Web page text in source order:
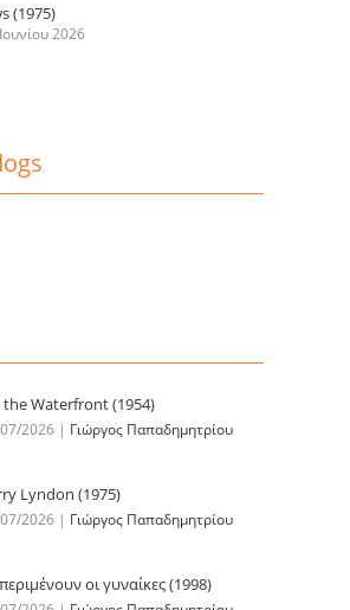
(1975)
2026
the Waterfront (1954)
2026 | Γιώργος Παπαδημητρίου
Lyndon (1975)
2026 | Γιώργος Παπαδημητρίου
οι γυναίκες (1998)